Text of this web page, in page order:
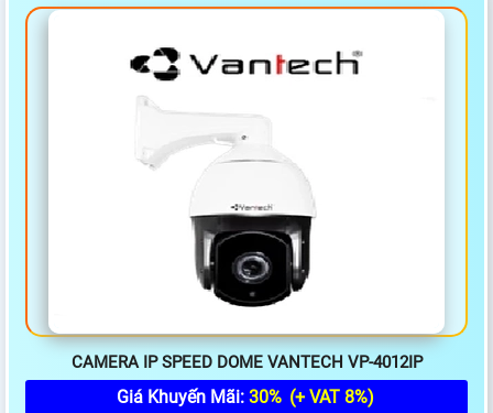
CAMERA IP SPEED DOME VANTECH VP-4012IP
Giá Khuyến Mãi: 30% (+ VAT 8%)